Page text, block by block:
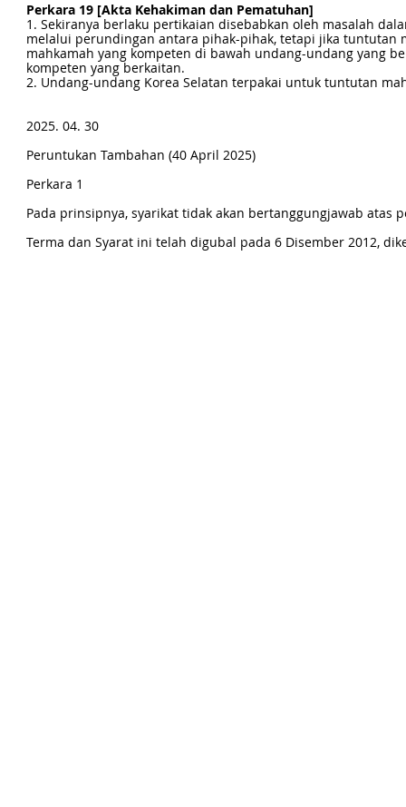
Perkara 19 [Akta Kehakiman dan Pematuhan]
1. Sekiranya berlaku pertikaian disebabkan oleh masalah
melalui perundingan antara pihak-pihak, tetapi jika tuntutan
mahkamah yang kompeten di bawah undang-undang yang
kompeten yang berkaitan.
2. Undang-undang Korea Selatan terpakai untuk tuntutan
2025. 04. 30
Peruntukan Tambahan (40 April 2025)
Perkara 1
Pada prinsipnya, syarikat tidak akan bertanggungjawab atas
Terma dan Syarat ini telah digubal pada 6 Disember 2012,